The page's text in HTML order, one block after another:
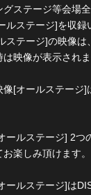
ステージ等会場
ステージ]を収録
テージ]の映像は
映像が表示され
[オールステージ]
ルステージ] 2つ
楽しみ頂けます。
ルステージ]は